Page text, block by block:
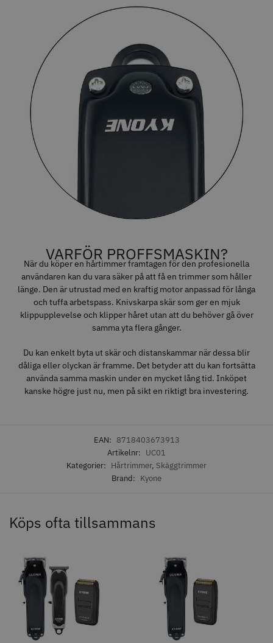
VARFÖR PROFFSMASKIN?
När du köper en hårtimmer framtagen för den profesionella
användaren kan du vara säker på att få en trimmer som håller
länge. Den är utrustad med en kraftig motor anpassad för långa
och tuffa arbetspass. Knivskarpa skär som ger en mjuk
klippupplevelse och klipper håret utan att du behöver gå över
samma yta flera gånger.
Du kan enkelt byta ut skär och distanskammar när dessa blir
dåliga eller olyckan är framme. Det betyder att du kan fortsätta
använda samma maskin under en mycket lång tid. Inköpet
kanske högre just nu, men på sikt en riktigt bra investering.
EAN: 8718403673913
Artikelnr: UC01
Kategorier: Hårtrimmer, Skäggtrimmer
Brand: Kyone
Köps ofta tillsammans